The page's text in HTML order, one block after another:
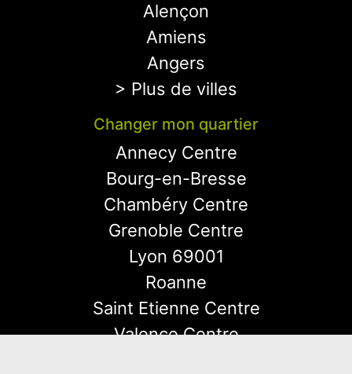
Alençon
Amiens
Angers
> Plus de villes
Changer mon quartier
Annecy Centre
Bourg-en-Bresse
Chambéry Centre
Grenoble Centre
Lyon 69001
Roanne
Saint Etienne Centre
Valence Centre